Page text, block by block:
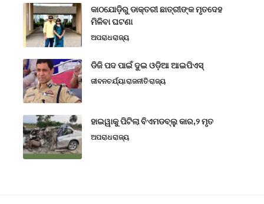
କାଠଯୋଡ଼ିରୁ ଡାକ୍ତରୀ ଛାତ୍ରୀଙ୍କ ମୃତଦେହ
ମିଳିବା ଘଟଣା
ଅପରାଧରାଜ୍ୟ
ଡିଜି ପଦ ପାଇଁ ଦୁଇ ଓଡ଼ିଆ ଆଇପିଏସ୍
ଜୀବନଚର୍ଯ୍ୟାରାଜନୀତିରାଜ୍ୟ
ହାଇୱାକୁ ପିଟିଲା ବିଏମଡବ୍ଲୁ କାର,୨ ମୃତ
ଅପରାଧରାଜ୍ୟ